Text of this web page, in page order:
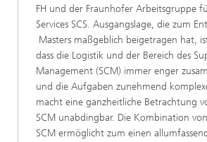
FH und der Fraunhofer Arbeitsgruppe
Services SCS. Ausgangslage, die zum
Masters maßgeblich beigetragen hat,
dass die Logistik und der Bereich des
Management (SCM) immer enger
und die Aufgaben zunehmend
macht eine ganzheitliche Betrachtung
SCM unabdingbar. Die Kombination
SCM ermöglicht zum einen